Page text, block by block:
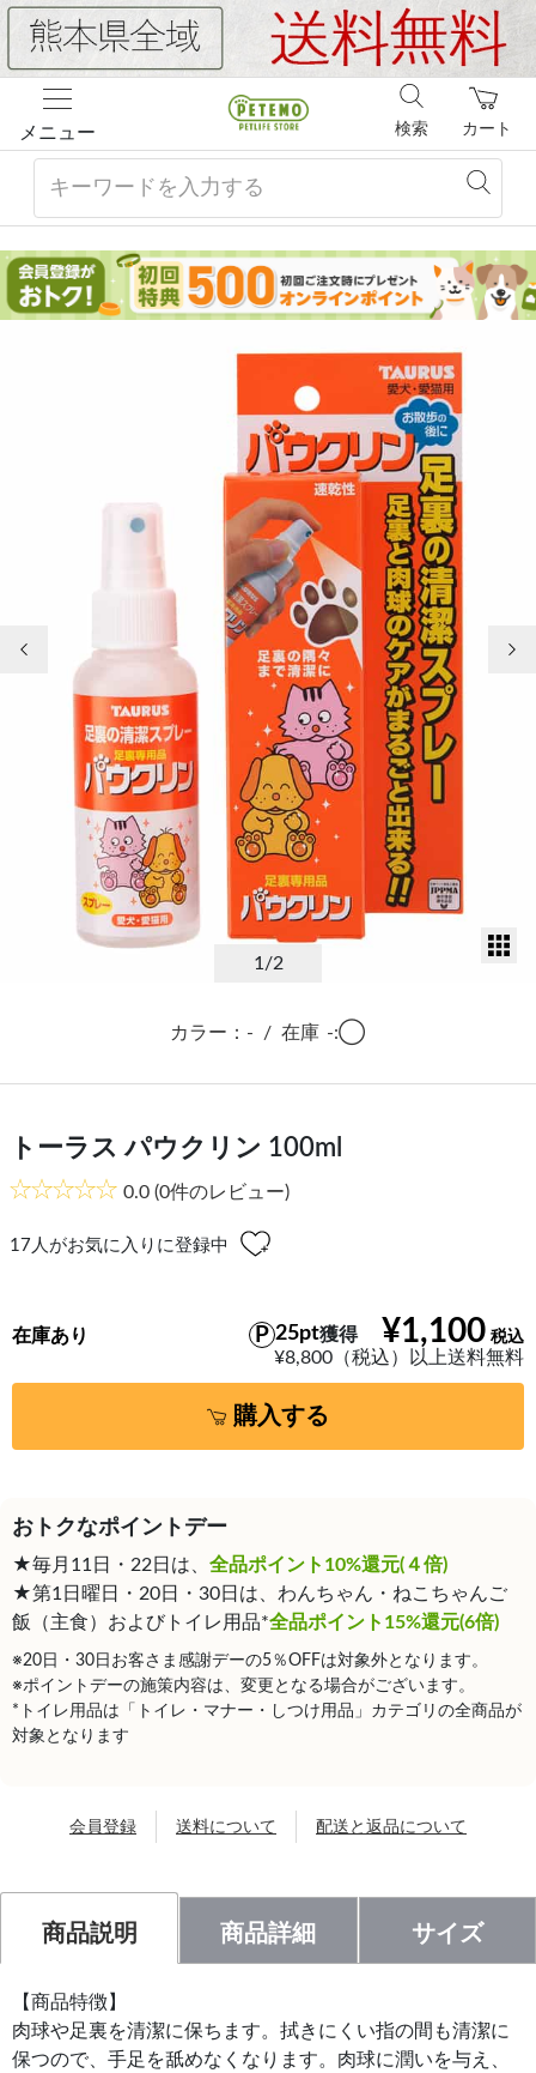
メニュー カート
検索
1/2
カラー：- / 在庫 -:◯
トーラス パウクリン 100ml
0.0 (0件のレビュー)
17 人がお気に入りに登録中
¥1,100
25pt獲得
¥8,800（税込）以上送料無料
在庫あり
購入する
おトクなポイントデー
★毎月11日・22日は、 全品ポイント10%還元(４倍)
★第1日曜日・20日・30日は、わんちゃん・ねこちゃんご
飯（主食）およびトイレ用品*全品ポイント15%還元(6倍)
※20日・30日お客さま感謝デーの5％OFFは対象外となります。
※ポイントデーの施策内容は、変更となる場合がございます。
*トイレ用品は「トイレ・マナー・しつけ用品」カテゴリの全商品が
対象となります
会員登録 送料について 配送と返品について
商品説明 商品詳細 サイズ
【商品特徴】
肉球や足裏を清潔に保ちます。拭きにくい指の間も清潔に
保つので、手足を舐めなくなります。肉球に潤いを与え、